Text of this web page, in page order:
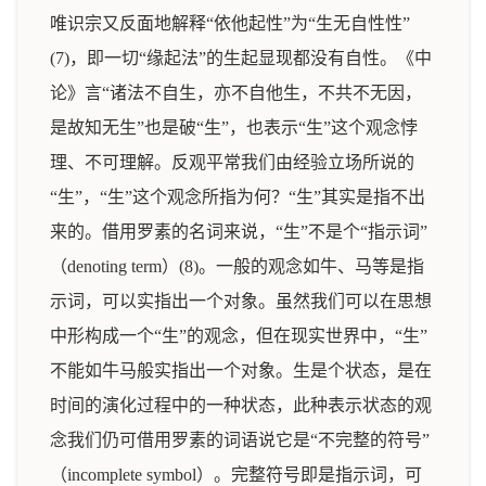
唯识宗又反面地解释“依他起性”为“生无自性性”
(7)，即一切“缘起法”的生起显现都没有自性。《中
论》言“诸法不自生，亦不自他生，不共不无因，
是故知无生”也是破“生”，也表示“生”这个观念悖
理、不可理解。反观平常我们由经验立场所说的
“生”，“生”这个观念所指为何？“生”其实是指不出
来的。借用罗素的名词来说，“生”不是个“指示词”
（denoting term）(8)。一般的观念如牛、马等是指
示词，可以实指出一个对象。虽然我们可以在思想
中形构成一个“生”的观念，但在现实世界中，“生”
不能如牛马般实指出一个对象。生是个状态，是在
时间的演化过程中的一种状态，此种表示状态的观
念我们仍可借用罗素的词语说它是“不完整的符号”
（incomplete symbol）。完整符号即是指示词，可